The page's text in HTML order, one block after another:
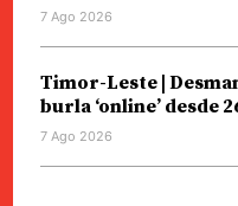
7 Ago 2026
Timor-Leste |
burla ‘online’ desde
7 Ago 2026